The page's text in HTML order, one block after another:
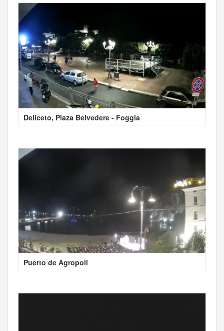
Deliceto, Plaza Belvedere - Foggia
Puerto de Agropoli